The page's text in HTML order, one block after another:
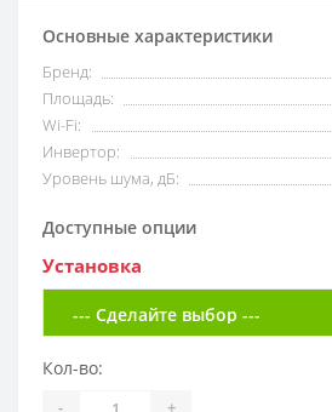
Основные характеристики
Бренд:
Площадь:
Wi-Fi:
Инвертор:
Уровень шума, дБ:
Доступные опции
Установка
Кол-во:
- +